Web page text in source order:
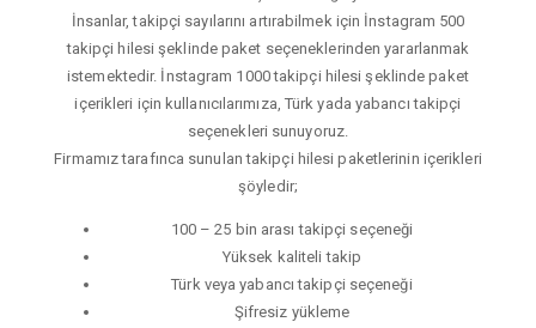
İnsanlar, takipçi sayılarını artırabilmek için İnstagram 500
takipçi hilesi şeklinde paket seçeneklerinden yararlanmak
istemektedir. İnstagram 1000 takipçi hilesi şeklinde paket
içerikleri için kullanıcılarımıza, Türk yada yabancı takipçi
seçenekleri sunuyoruz.
Firmamız tarafınca sunulan takipçi hilesi paketlerinin içerikleri
şöyledir;
100 – 25 bin arası takipçi seçeneği
Yüksek kaliteli takip
Türk veya yabancı takipçi seçeneği
Şifresiz yükleme